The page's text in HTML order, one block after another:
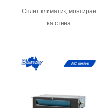
Сплит климатик, монтиран
на стена